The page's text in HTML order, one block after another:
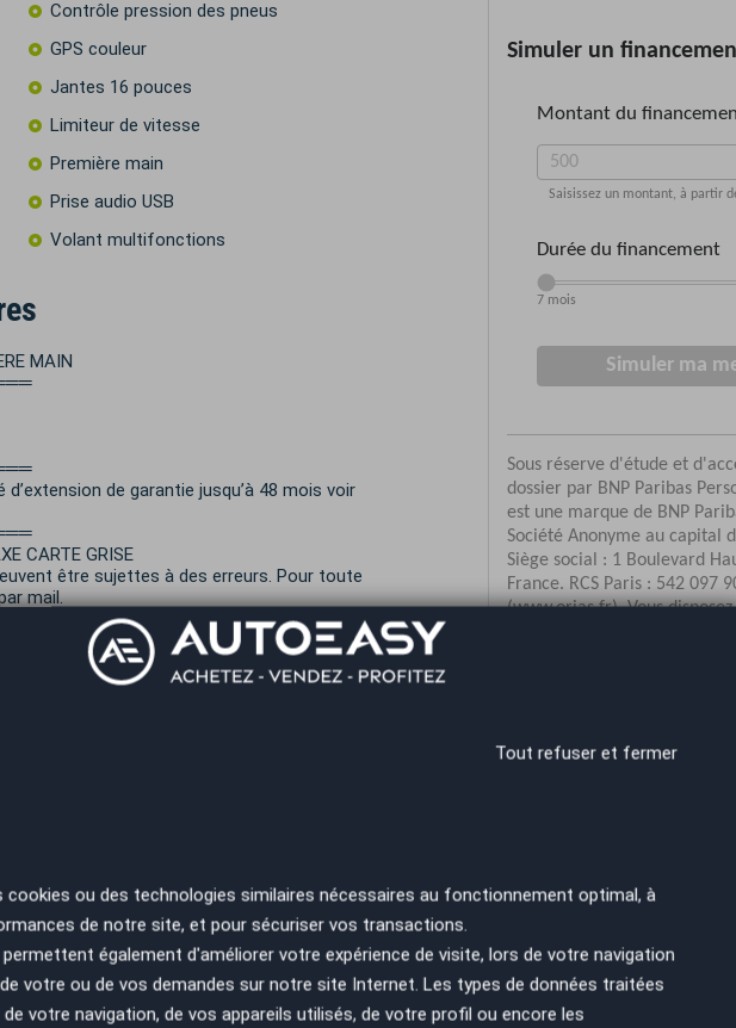
Contrôle pression des pneus
GPS couleur
Jantes 16 pouces
Limiteur de vitesse
Première main
Prise audio USB
Volant multifonctions
MAIN
d’extension de garantie jusqu’à 48 mois voir
CARTE GRISE
être sujettes à des erreurs. Pour toute
mail.
à ROQUEBRUNE SUR ARGENS.
Comparez votre devis
Devis
REPRISE DE VOTRE
SANS OBLIGATION
ESTIMATION GRATUITE
Tout refuser et fermer
cookies ou des technologies similaires nécessaires au fonctionnement optimal, à
de notre site, et pour sécuriser vos transactions.
également d'améliorer votre expérience de visite, lors de votre navigation
votre ou de vos demandes sur notre site Internet. Les types de données traitées
votre navigation, de vos appareils utilisés, de votre profil ou encore les